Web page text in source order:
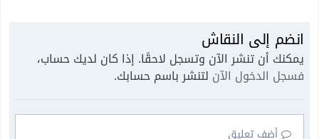
انضم إلى النقاش
يمكنك أن تنشر الآن وتسجل لاحقًا. إذا كان لديك حساب،
فسجل الدخول الآن لتنشر باسم حسابك.
أضف تعليق